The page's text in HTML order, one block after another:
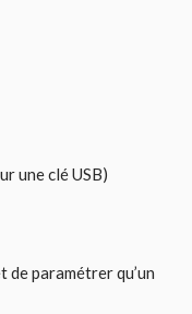
une clé USB)
de paramétrer qu’un